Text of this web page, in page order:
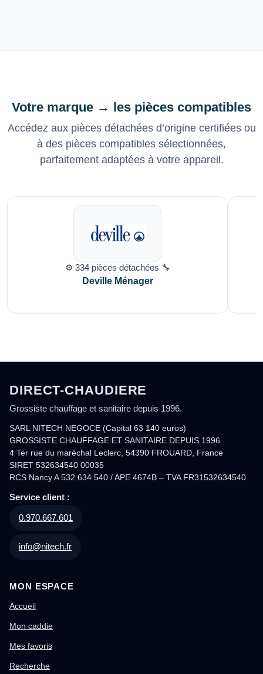
Votre marque → les pièces compatibles
Accédez aux pièces détachées d’origine certifiées ou
à des pièces compatibles sélectionnées,
parfaitement adaptées à votre appareil.
⚙️ 334 pièces détachées 🔧
Deville Ménager
DIRECT-CHAUDIERE
Grossiste chauffage et sanitaire depuis 1996.
SARL NITECH NEGOCE (Capital 63 140 euros)
GROSSISTE CHAUFFAGE ET SANITAIRE DEPUIS 1996
4 Ter rue du maréchal Leclerc, 54390 FROUARD, France
SIRET 532634540 00035
RCS Nancy A 532 634 540 / APE 4674B – TVA FR31532634540
Service client :
0.970.667.601
info@nitech.fr
MON ESPACE
Accueil
Mon caddie
Mes favoris
Recherche